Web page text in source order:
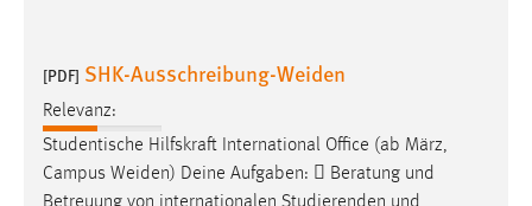
[PDF] SHK-Ausschreibung-Weiden
Relevanz:
Studentische Hilfskraft International Office (ab März,
Campus Weiden) Deine Aufgaben:  Beratung und